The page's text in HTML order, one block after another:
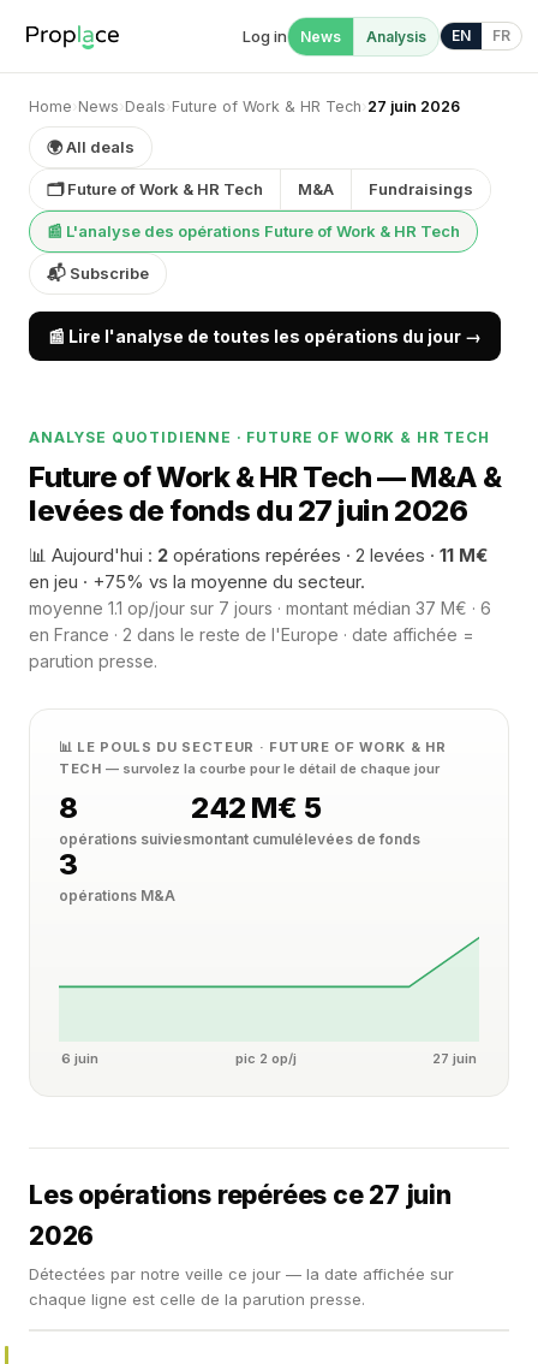
Log in News Analysis EN FR
Home› News› Deals› Future of Work & HR Tech› 27 juin 2026
🌍 All deals
🗂 Future of Work & HR Tech M&A Fundraisings
📰 L'analyse des opérations Future of Work & HR Tech
📬 Subscribe
📰 Lire l'analyse de toutes les opérations du jour →
ANALYSE QUOTIDIENNE · FUTURE OF WORK & HR TECH
Future of Work & HR Tech — M&A &
levées de fonds du 27 juin 2026
📊 Aujourd'hui : 2 opérations repérées · 2 levées · 11 M€
en jeu · +75% vs la moyenne du secteur.
moyenne 1.1 op/jour sur 7 jours · montant médian 37 M€ · 6
en France · 2 dans le reste de l'Europe · date affichée =
parution presse.
📊 LE POULS DU SECTEUR · FUTURE OF WORK & HR
TECH— survolez la courbe pour le détail de chaque jour
8
opérations suivies
242 M€
montant cumulé
5
levées de fonds
3
opérations M&A
6 juin pic 2 op/j 27 juin
Les opérations repérées ce 27 juin
2026
Détectées par notre veille ce jour — la date affichée sur
chaque ligne est celle de la parution presse.